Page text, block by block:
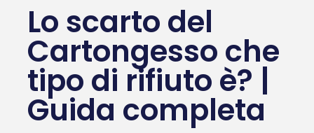
Lo scarto del
Cartongesso che
tipo di rifiuto è? |
Guida completa